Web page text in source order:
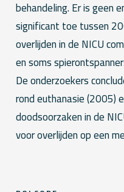
behandeling. Er is geen
significant toe tussen
overlijden in de NICU
en soms
De onderzoekers
rond euthanasie (2005)
doodsoorzaken in de
voor overlijden op een